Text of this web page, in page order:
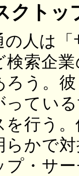
クトッ
の人は
検索企
ろう。
ってい
を行う
らかで
プ・サ